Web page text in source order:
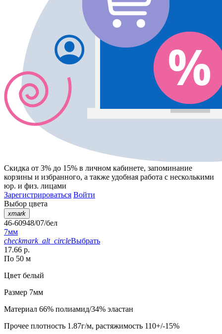
Скидка от 3% до 15% в личном кабинете, запоминание
корзины и избранного, а также удобная работа с несколькими
юр. и физ. лицами
Зарегистрироваться Войти
Выбор цвета
xmark
46-60948/07/бел
7мм
checkmark_alt_circleВыбрать
17.66 р.
По 50 м
Цвет белый
Размер 7мм
Материал 66% полиамид/34% эластан
Прочее плотность 1.87г/м, растяжимость 110+/-15%